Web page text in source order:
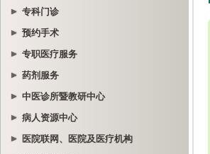
专科门诊
预约手术
专职医疗服务
药剂服务
中医诊所暨教研中心
病人资源中心
医院联网、医院及医疗机构